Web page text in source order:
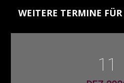
WEITERE TERMINE
11